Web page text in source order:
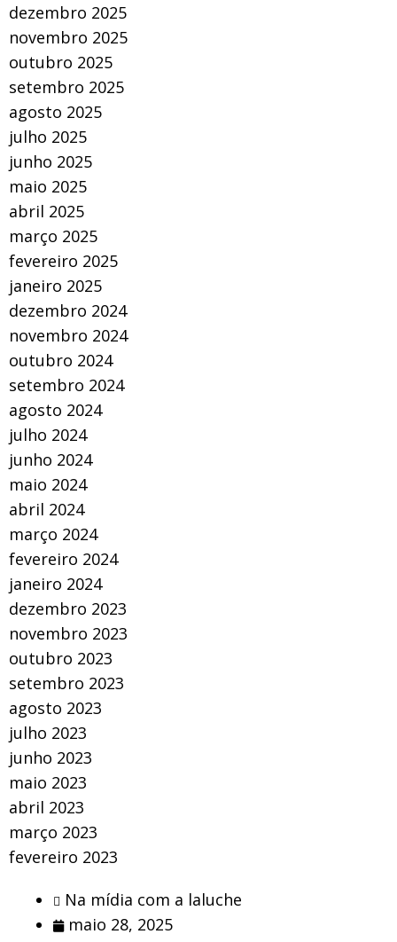
dezembro 2025
novembro 2025
outubro 2025
setembro 2025
agosto 2025
julho 2025
junho 2025
maio 2025
abril 2025
março 2025
fevereiro 2025
janeiro 2025
dezembro 2024
novembro 2024
outubro 2024
setembro 2024
agosto 2024
julho 2024
junho 2024
maio 2024
abril 2024
março 2024
fevereiro 2024
janeiro 2024
dezembro 2023
novembro 2023
outubro 2023
setembro 2023
agosto 2023
julho 2023
junho 2023
maio 2023
abril 2023
março 2023
fevereiro 2023
Na mídia com a laluche
maio 28, 2025